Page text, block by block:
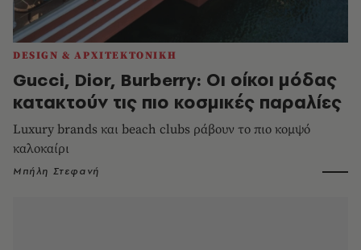
DESIGN & ΑΡΧΙΤΕΚΤΟΝΙΚΗ
Gucci, Dior, Burberry: Οι οίκοι μόδας
κατακτούν τις πιο κοσμικές παραλίες
Luxury brands και beach clubs ράβουν το πιο κομψό
καλοκαίρι
Μπήλη Στεφανή